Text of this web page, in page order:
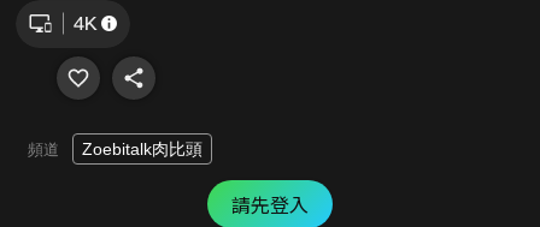
頻道 Zoebitalk肉比頭
請先登入